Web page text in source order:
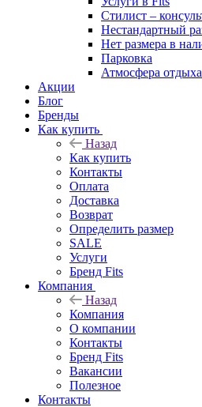
Стилист –
Нестандартный
Нет размера в
Парковка
Атмосфера
Акции
Блог
Бренды
Как купить
Назад
Как купить
Контакты
Оплата
Доставка
Возврат
Определить размер
SALE
Услуги
Бренд Fits
Компания
Назад
Компания
О компании
Контакты
Бренд Fits
Вакансии
Полезное
Контакты